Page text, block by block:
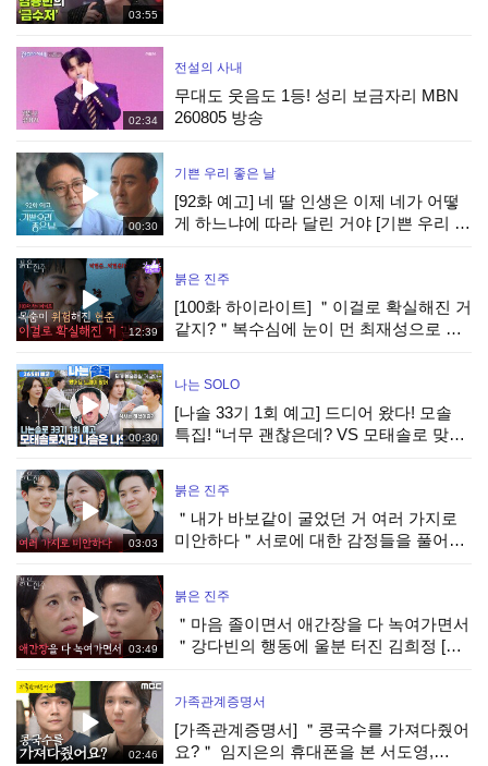
03:55
02:34
전설의 사내
무대도 웃음도 1등! 성리 보금자리 MBN
260805 방송
00:30
기쁜 우리 좋은 날
[92화 예고] 네 딸 인생은 이제 네가 어떻
게 하느냐에 따라 달린 거야 [기쁜 우리 좋
12:39
붉은 진주
[100화 하이라이트] ＂이걸로 확실해진 거
같지?＂복수심에 눈이 먼 최재성으로 목
00:30
나는 SOLO
[나솔 33기 1회 예고] 드디어 왔다! 모솔
특집! “너무 괜찮은데? VS 모태솔로 맞네”
03:03
붉은 진주
＂내가 바보같이 굴었던 거 여러 가지로
미안하다＂서로에 대한 감정들을 풀어가
03:49
붉은 진주
＂마음 졸이면서 애간장을 다 녹여가면서
＂강다빈의 행동에 울분 터진 김희정 [붉
02:46
가족관계증명서
[가족관계증명서] ＂콩국수를 가져다줬어
요?＂ 임지은의 휴대폰을 본 서도영,